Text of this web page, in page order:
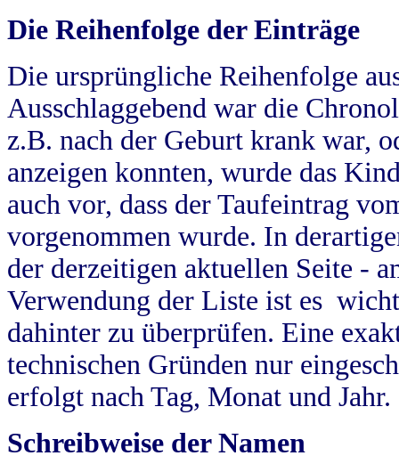
Die Reihenfolge der Einträge
Die ursprüngliche Reihenfolge
Ausschlaggebend war die
z.B. nach der Geburt krank war,
anzeigen konnten, wurde das
auch vor, dass der Taufeintrag
vorgenommen wurde. In
der derzeitigen aktuellen Seite -
Verwendung der Liste ist es
dahinter zu überprüfen. Eine
technischen Gründen nur
erfolgt nach Tag, Monat und Jahr.
Schreibweise der Namen